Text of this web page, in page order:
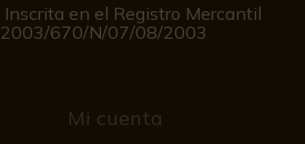
Inscrita en el Registro Mercantil
670/N/07/08/2003
Mi cuenta